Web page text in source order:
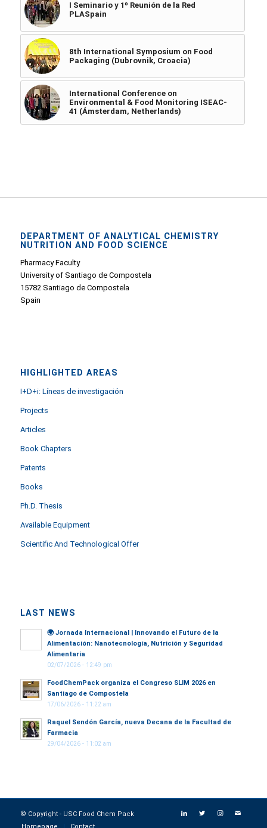
I Seminario y 1º Reunión de la Red
PLASpain
8th International Symposium on Food
Packaging (Dubrovnik, Croacia)
International Conference on
Environmental & Food Monitoring ISEAC-
41 (Ámsterdam, Netherlands)
DEPARTMENT OF ANALYTICAL CHEMISTRY
NUTRITION AND FOOD SCIENCE
Pharmacy Faculty
University of Santiago de Compostela
15782 Santiago de Compostela
Spain
HIGHLIGHTED AREAS
I+D+i: Líneas de investigación
Projects
Articles
Book Chapters
Patents
Books
Ph.D. Thesis
Available Equipment
Scientific And Technological Offer
LAST NEWS
🌍 Jornada Internacional | Innovando el Futuro de la
Alimentación: Nanotecnología, Nutrición y Seguridad
Alimentaria
02/07/2026 - 12:49 pm
FoodChemPack organiza el Congreso SLIM 2026 en
Santiago de Compostela
17/06/2026 - 11:22 am
Raquel Sendón García, nueva Decana de la Facultad de
Farmacia
29/04/2026 - 11:02 am
© Copyright - USC Food Chem Pack
Homepage
Contact